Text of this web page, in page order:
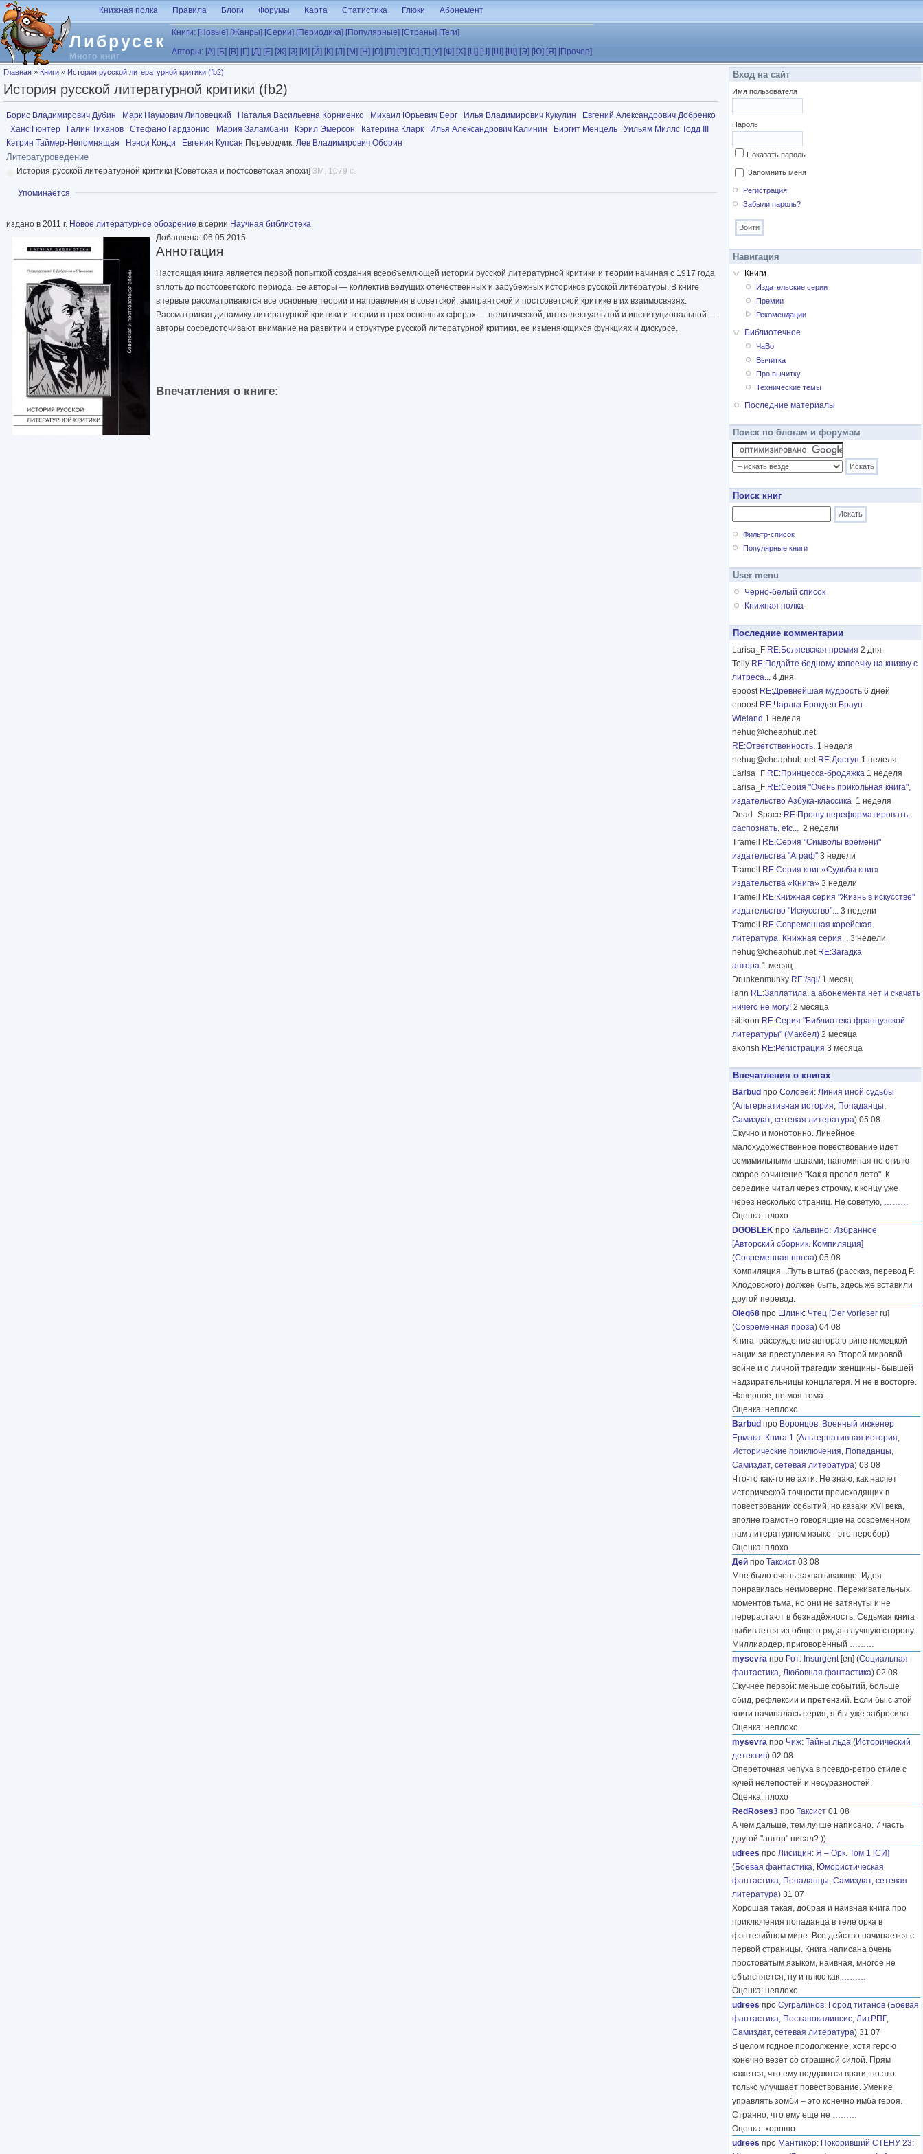
Перейти к основному содержанию
Либрусек
Много книг
Книжная полка Правила Блоги Форумы Карта Статистика Глюки Абонемент
Книги: [Новые] [Жанры] [Серии] [Периодика] [Популярные] [Страны] [Теги]
Авторы: [А] [Б] [В] [Г] [Д] [Е] [Ж] [З] [И] [Й] [К] [Л] [М] [Н] [О] [П] [Р] [С] [Т] [У] [Ф] [Х] [Ц] [Ч] [Ш] [Щ] [Э] [Ю] [Я] [Прочее]
Вы здесь
Главная » Книги » История русской литературной критики (fb2)
История русской литературной критики (fb2)
Борис Владимирович Дубин Марк Наумович Липовецкий Наталья Васильевна Корниенко Михаил Юрьевич Берг Илья Владимирович Кукулин
Евгений Александрович Добренко
Ханс Гюнтер
Галин Тиханов Стефано Гардзонио Мария Заламбани Кэрил Эмерсон Катерина Кларк Илья Александрович Калинин Биргит Менцель
Уильям Миллс Тодд III
Кэтрин Таймер-Непомнящая
Нэнси Конди Евгения Купсан Переводчик: Лев Владимирович Оборин
Литературоведение
История русской литературной критики [Советская и постсоветская эпохи] 3M, 1079 с.
Показать
Упоминается
издано в 2011 г. Новое литературное обозрение в серии Научная библиотека
Добавлена: 06.05.2015
Аннотация
Настоящая книга является первой попыткой создания всеобъемлющей истории русской литературной критики и теории начиная с 1917 года
вплоть до постсоветского периода. Ее авторы — коллектив ведущих отечественных и зарубежных историков русской литературы. В книге
впервые рассматриваются все основные теории и направления в советской, эмигрантской и постсоветской критике в их взаимосвязях.
Рассматривая динамику литературной критики и теории в трех основных сферах — политической, интеллектуальной и институциональной —
авторы сосредоточивают внимание на развитии и структуре русской литературной критики, ее изменяющихся функциях и дискурсе.
Впечатления о книге:
Вход на сайт
Имя пользователя
Пароль
Показать пароль
Запомнить меня
Регистрация
Забыли пароль?
Навигация
Книги
Издательские серии
Премии
Рекомендации
Библиотечное
ЧаВо
Вычитка
Про вычитку
Технические темы
Последние материалы
Поиск по блогам и форумам
Поиск книг
Фильтр-список
Популярные книги
User menu
Чёрно-белый список
Книжная полка
Последние комментарии
Larisa_F RE:Беляевская премия 2 дня
Telly RE:Подайте бедному копеечку на книжку с
литреса... 4 дня
epoost RE:Древнейшая мудрость 6 дней
epoost RE:Чарльз Брокден Браун -
Wieland 1 неделя
nehug@cheaphub.net
RE:Ответственность. 1 неделя
nehug@cheaphub.net RE:Доступ 1 неделя
Larisa_F RE:Принцесса-бродяжка 1 неделя
Larisa_F RE:Серия "Очень прикольная книга",
издательство Азбука-классика 1 неделя
Dead_Space RE:Прошу переформатировать,
распознать, etc... 2 недели
Tramell
RE:Серия "Символы времени"
издательства "Аграф" 3 недели
Tramell
RE:Серия книг «Судьбы книг»
издательства «Книга» 3 недели
Tramell
RE:Книжная серия "Жизнь в искусстве"
издательство "Искусство"... 3 недели
Tramell
RE:Современная корейская
литература. Книжная серия... 3 недели
nehug@cheaphub.net RE:Загадка
автора 1 месяц
Drunkenmunky RE:/sql/ 1 месяц
larin RE:Заплатила, а абонемента нет и скачать
ничего не могу! 2 месяца
sibkron RE:Серия "Библиотека французской
литературы" (Макбел) 2 месяца
akorish RE:Регистрация 3 месяца
Впечатления о книгах
Barbud про Соловей: Линия иной судьбы
(Альтернативная история, Попаданцы,
Самиздат, сетевая литература) 05 08
Скучно и монотонно. Линейное
малохудожественное повествование идет
семимильными шагами, напоминая по стилю
скорее сочинение "Как я провел лето". К
середине читал через строчку, к концу уже
через несколько страниц. Не советую, ………
Оценка: плохо
DGOBLEK про Кальвино: Избранное
[Авторский сборник. Компиляция]
(Современная проза) 05 08
Компиляция...Путь в штаб (рассказ, перевод Р.
Хлодовского) должен быть, здесь же вставили
другой перевод.
Oleg68 про Шлинк: Чтец [Der Vorleser ru]
(Современная проза) 04 08
Книга- рассуждение автора о вине немецкой
нации за преступления во Второй мировой
войне и о личной трагедии женщины- бывшей
надзирательницы концлагеря. Я не в восторге.
Наверное, не моя тема.
Оценка: неплохо
Barbud про Воронцов: Военный инженер
Ермака. Книга 1 (Альтернативная история,
Исторические приключения, Попаданцы,
Самиздат, сетевая литература) 03 08
Что-то как-то не ахти. Не знаю, как насчет
исторической точности происходящих в
повествовании событий, но казаки XVI века,
вполне грамотно говорящие на современном
нам литературном языке - это перебор)
Оценка: плохо
Дей про Таксист 03 08
Мне было очень захватывающе. Идея
понравилась неимоверно. Переживательных
моментов тьма, но они не затянуты и не
перерастают в безнадёжность. Седьмая книга
выбивается из общего ряда в лучшую сторону.
Миллиардер, приговорённый ………
mysevra про Рот: Insurgent[en] (Социальная
фантастика, Любовная фантастика) 02 08
Скучнее первой: меньше событий, больше
обид, рефлексии и претензий. Если бы с этой
книги начиналась серия, я бы уже забросила.
Оценка: неплохо
mysevra про Чиж: Тайны льда (Исторический
детектив) 02 08
Опереточная чепуха в псевдо-ретро стиле с
кучей нелепостей и несуразностей.
Оценка: плохо
RedRoses3 про Таксист 01 08
А чем дальше, тем лучше написано. 7 часть
другой "автор" писал? ))
udrees про Лисицин: Я – Орк. Том 1 [СИ]
(Боевая фантастика, Юмористическая
фантастика, Попаданцы, Самиздат, сетевая
литература) 31 07
Хорошая такая, добрая и наивная книга про
приключения попаданца в теле орка в
фэнтезийном мире. Все действо начинается с
первой страницы. Книга написана очень
простоватым языком, наивная, многое не
объясняется, ну и плюс как ………
Оценка: неплохо
udrees про Сугралинов: Город титанов (Боевая
фантастика, Постапокалипсис, ЛитРПГ,
Самиздат, сетевая литература) 31 07
В целом годное продолжение, хотя герою
конечно везет со страшной силой. Прям
кажется, что ему поддаются враги, но это
только улучшает повествование. Умение
управлять зомби – это конечно имба героя.
Странно, что ему еще не ………
Оценка: хорошо
udrees про Мантикор: Покоривший СТЕНУ 23: